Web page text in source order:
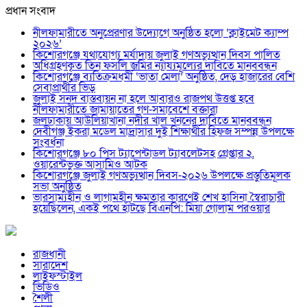
প্রধান সংবাদ
নীলফামারীতে অনুপ্রেরণার উদ্যোগে অনুষ্ঠিত হলো ‘ক্লাইমেট ক্যাম্প
২০২৬’
কিশোরগঞ্জে যথাযোগ্য মর্যাদায় জুলাই গণঅভ্যুত্থান দিবস পালিত
অধিগ্রহণকৃত তিন ফসলি জমির ন্যায্যমূল্যের দাবিতে মানববন্ধন
কিশোরগঞ্জে ব্যতিক্রমধর্মী ‘ভাতা মেলা’ অনুষ্ঠিত, দেড় হাজারের বেশি
সেবাপ্রার্থীর ভিড়
জুলাই সনদ বাস্তবায়ন না হলে আবারও রাজপথ উত্তপ্ত হবে
নীলফামারীতে জামায়াতের গণ-সমাবেশে বক্তারা
জলঢাকায় আউলিয়াখানা নদীর খাল খননের দাবিতে মানববন্ধন
দেবীগঞ্জ ইকরা মডেল মাদ্রাসার দুই শিক্ষার্থীর হিফজ সম্পন্ন উপলক্ষে
সংবর্ধনা
কিশোরগঞ্জে ৮০ পিস ট্যাপেন্টাডল ট্যাবলেটসহ গ্রেপ্তার ২,
ওয়ারেন্টভুক্ত আসামিও আটক
কিশোরগঞ্জে জুলাই গণঅভ্যুত্থান দিবস-২০২৬ উপলক্ষে প্রস্তুতিমূলক
সভা অনুষ্ঠিত
ভারসাম্যহীন ও লাগামহীন ক্ষমতার কারণেই শেখ হাসিনা স্বৈরাচারী
হয়েছিলেন, একই পথে হাঁটছে বিএনপি: মিয়া গোলাম পরওয়ার
রাজধানী
সারাদেশ
লাইফস্টাইল
ভিডিও
শৈলী